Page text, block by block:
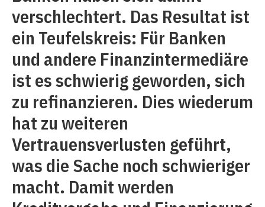
verschlechtert. Das Resultat ist
ein Teufelskreis: Für Banken
und andere Finanzintermediäre
ist es schwierig geworden, sich
zu refinanzieren. Dies wiederum
hat zu weiteren
Vertrauensverlusten geführt,
was die Sache noch schwieriger
macht. Damit werden